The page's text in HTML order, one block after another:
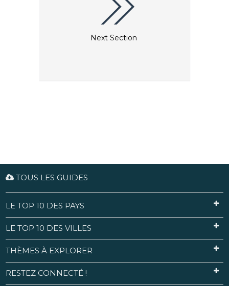
Next Section
TOUS LES GUIDES
LE TOP 10 DES PAYS
LE TOP 10 DES VILLES
THÈMES À EXPLORER
RESTEZ CONNECTÉ !